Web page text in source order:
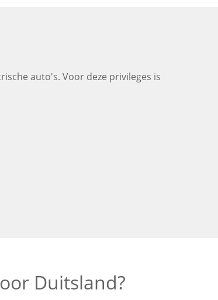
auto's. Voor deze privileges is
Duitsland?